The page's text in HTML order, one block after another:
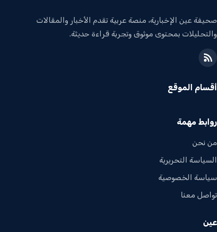
صحيفة عين الإخبارية، منصة عربية تقدم الأخبار والمقالات
والتحليلات بمحتوى موثوق وتجربة قراءة حديثة.
أقسام الموقع
روابط مهمة
من نحن
السياسة التحريرية
سياسة الخصوصية
تواصل معنا
عين